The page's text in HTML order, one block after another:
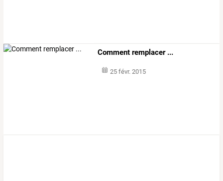
Comment remplacer ...
25 févr. 2015